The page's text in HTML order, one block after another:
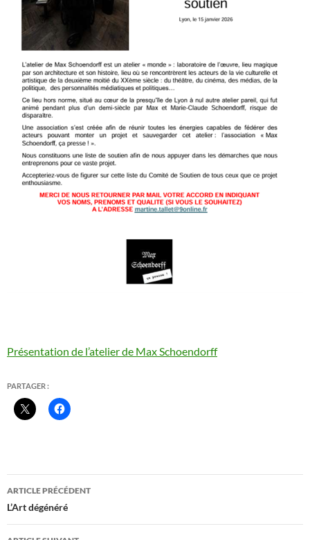
Présentation de l’atelier de Max Schoendorff
PARTAGER :
Navigation
des
articles
ARTICLE PRÉCÉDENT
L’Art dégénéré